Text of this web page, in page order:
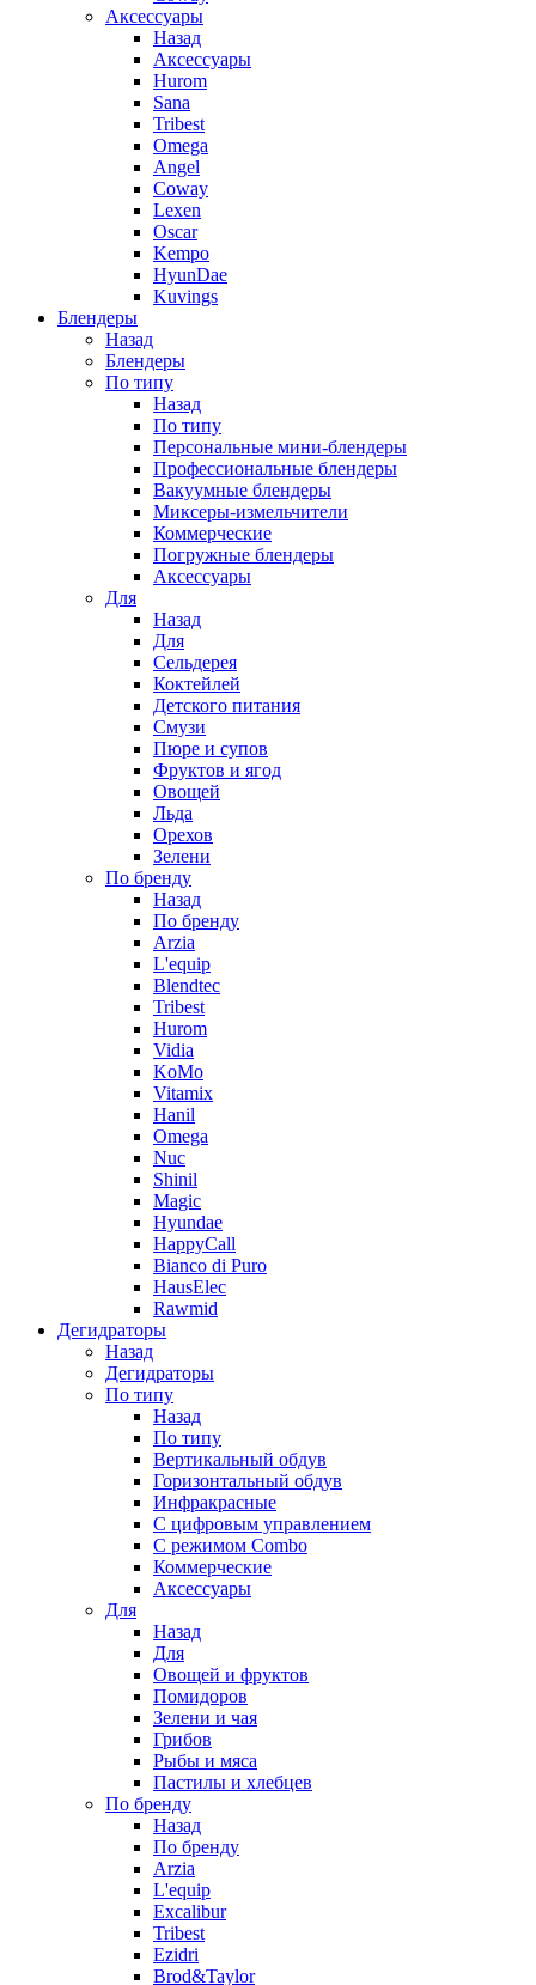
Аксессуары
Назад
Аксессуары
Hurom
Sana
Tribest
Omega
Angel
Coway
Lexen
Oscar
Kempo
HyunDae
Kuvings
Блендеры
Назад
Блендеры
По типу
Назад
По типу
Персональные мини-блендеры
Профессиональные блендеры
Вакуумные блендеры
Миксеры-измельчители
Коммерческие
Погружные блендеры
Аксессуары
Для
Назад
Для
Сельдерея
Коктейлей
Детского питания
Смузи
Пюре и супов
Фруктов и ягод
Овощей
Льда
Орехов
Зелени
По бренду
Назад
По бренду
Arzia
L'equip
Blendtec
Tribest
Hurom
Vidia
KoMo
Vitamix
Hanil
Omega
Nuc
Shinil
Magic
Hyundae
HappyCall
Bianco di Puro
HausElec
Rawmid
Дегидраторы
Назад
Дегидраторы
По типу
Назад
По типу
Вертикальный обдув
Горизонтальный обдув
Инфракрасные
С цифровым управлением
С режимом Combo
Коммерческие
Аксессуары
Для
Назад
Для
Овощей и фруктов
Помидоров
Зелени и чая
Грибов
Рыбы и мяса
Пастилы и хлебцев
По бренду
Назад
По бренду
Arzia
L'equip
Excalibur
Tribest
Ezidri
Brod&Taylor